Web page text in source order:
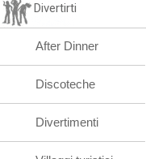
Divertirti
After Dinner
Discoteche
Divertimenti